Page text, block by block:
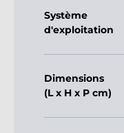
Système
d'exploitation
Dimensions
(L x H x P cm)